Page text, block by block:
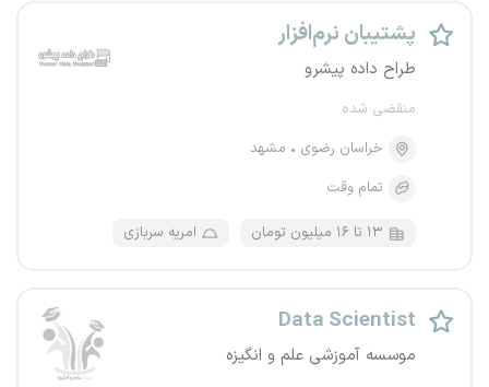
پشتیبان نرم‌افزار
طراح داده پیشرو
منقضی شده
خراسان رضوی
مشهد
تمام وقت
۱۳ تا ۱۶ میلیون تومان امریه سربازی
Data Scientist
موسسه‌ آموزشی علم و انگیزه